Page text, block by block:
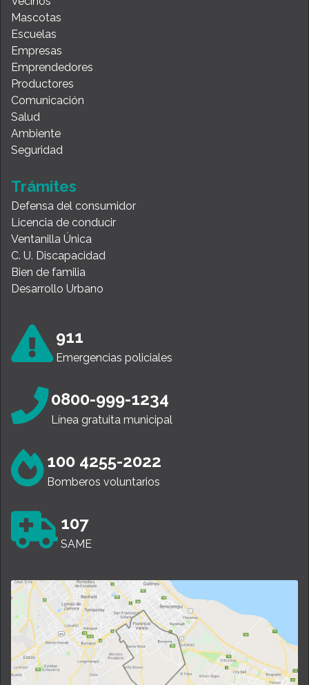
Mascotas
Escuelas
Empresas
Emprendedores
Productores
Comunicación
Salud
Ambiente
Seguridad
Trámites
Defensa del consumidor
Licencia de conducir
Ventanilla Única
C. U. Discapacidad
Bien de familia
Desarrollo Urbano
911
Emergencias policiales
0800-999-1234
Línea gratuita municipal
100 4255-2022
Bomberos voluntarios
107
SAME